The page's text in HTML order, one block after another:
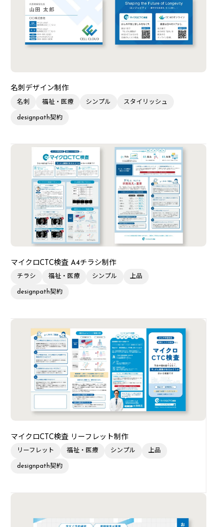
名刺デザイン制作
名刺 福祉・医療 シンプル スタイリッシュ
designpath契約
マイクロCTC検査 A4チラシ制作
チラシ 福祉・医療 シンプル 上品
designpath契約
マイクロCTC検査 リーフレット制作
リーフレット 福祉・医療 シンプル 上品
designpath契約